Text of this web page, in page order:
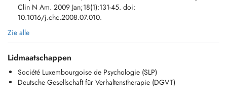
Clin N Am. 2009 Jan;18(1):131-45. doi:
10.1016/j.chc.2008.07.010.
Zie alle
Lidmaatschappen
Société Luxembourgoise de Psychologie (SLP)
Deutsche Gesellschaft für Verhaltenstherapie (DGVT)